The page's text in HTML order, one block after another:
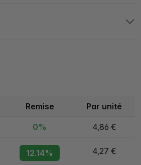
Remise Par unité
0% 4,86 €
12.14% 4,27 €